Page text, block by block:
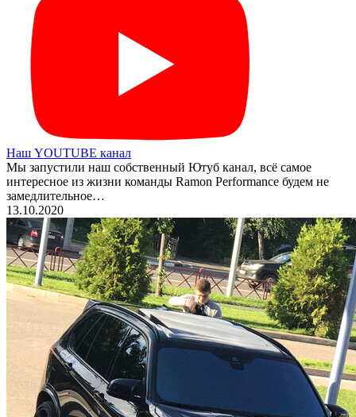
Наш YOUTUBE канал
Мы запустили наш собственный Ютуб канал, всё самое
интересное из жизни команды Ramon Performance будем не
замедлительное…
13.10.2020